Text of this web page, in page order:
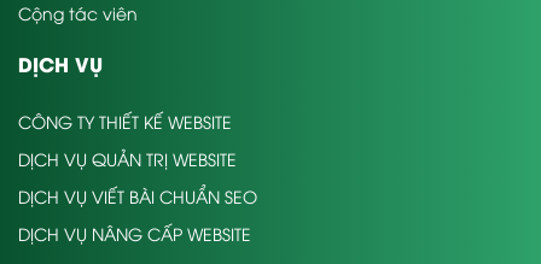
Cộng tác viên
DỊCH VỤ
CÔNG TY THIẾT KẾ WEBSITE
DỊCH VỤ QUẢN TRỊ WEBSITE
DỊCH VỤ VIẾT BÀI CHUẨN SEO
DỊCH VỤ NÂNG CẤP WEBSITE